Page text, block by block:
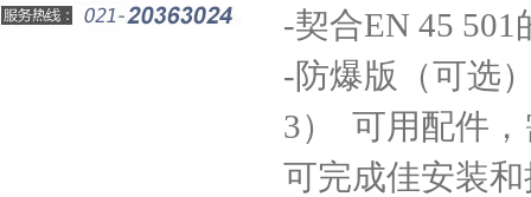
-契合EN 45 501
-防爆版（可选
3） 可用配件
可完成佳安装